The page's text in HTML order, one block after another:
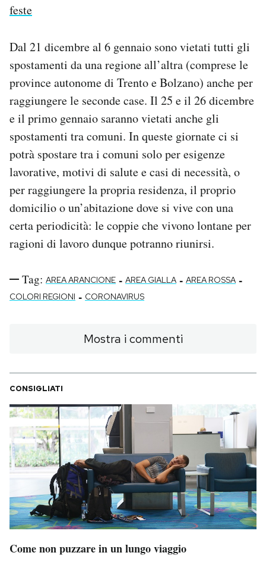
feste
Dal 21 dicembre al 6 gennaio sono vietati tutti gli
spostamenti da una regione all’altra (comprese le
province autonome di Trento e Bolzano) anche per
raggiungere le seconde case. Il 25 e il 26 dicembre
e il primo gennaio saranno vietati anche gli
spostamenti tra comuni. In queste giornate ci si
potrà spostare tra i comuni solo per esigenze
lavorative, motivi di salute e casi di necessità, o
per raggiungere la propria residenza, il proprio
domicilio o un’abitazione dove si vive con una
certa periodicità: le coppie che vivono lontane per
ragioni di lavoro dunque potranno riunirsi.
Tag: AREA ARANCIONE - AREA GIALLA - AREA ROSSA -
COLORI REGIONI - CORONAVIRUS
Mostra i commenti
CONSIGLIATI
Come non puzzare in un lungo viaggio